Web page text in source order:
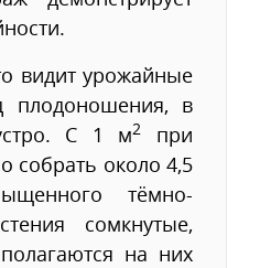
видит урожайные
плодоношения, в
С 1 м2
при
собрать около 4,5
тёмно-
сомкнутые,
на них